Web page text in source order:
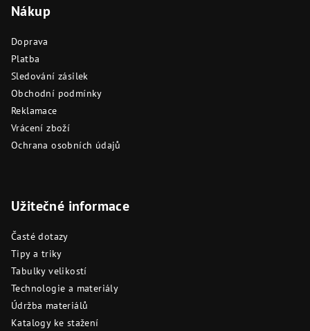
Nákup
Doprava
Platba
Sledování zásilek
Obchodní podmínky
Reklamace
Vrácení zboží
Ochrana osobních údajů
Užitečné informace
Časté dotazy
Tipy a triky
Tabulky velikostí
Technologie a materiály
Údržba materiálů
Katalogy ke stažení